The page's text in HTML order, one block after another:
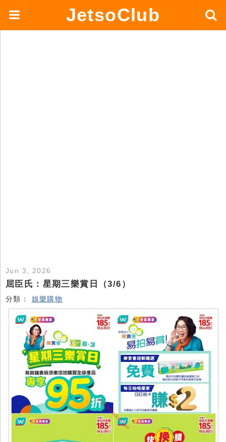
JetsoClub
Jun 3, 2026
屈臣氏：星期三樂賞日（3/6）
分類： 娛樂購物